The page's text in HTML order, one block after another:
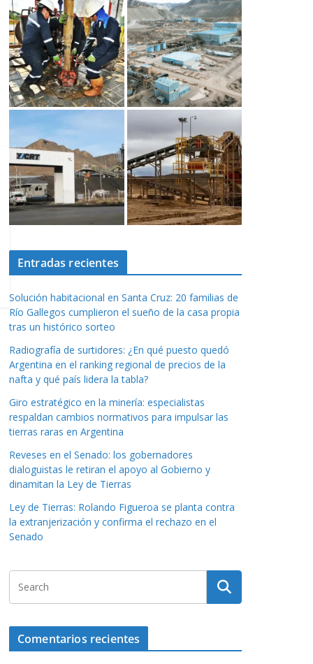
Entradas recientes
Solución habitacional en Santa Cruz: 20 familias de
Río Gallegos cumplieron el sueño de la casa propia
tras un histórico sorteo
Radiografía de surtidores: ¿En qué puesto quedó
Argentina en el ranking regional de precios de la
nafta y qué país lidera la tabla?
Giro estratégico en la minería: especialistas
respaldan cambios normativos para impulsar las
tierras raras en Argentina
Reveses en el Senado: los gobernadores
dialoguistas le retiran el apoyo al Gobierno y
dinamitan la Ley de Tierras
Ley de Tierras: Rolando Figueroa se planta contra
la extranjerización y confirma el rechazo en el
Senado
Comentarios recientes